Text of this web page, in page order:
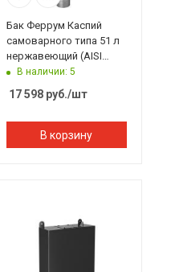
Бак Феррум Каспий
самоварного типа 51 л
нержавеющий (AISI
201/1,0 мм) ф115 мм
треугольный
В наличии: 5
17 598руб./шт
В корзину